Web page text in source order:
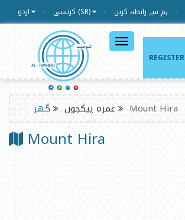
اردو کرنسی (SR) ہم سے رابطہ کریں
REGISTER
القائمة
الرئيسية
گھر عمرہ پیکجوں Mount Hira
Mount Hira